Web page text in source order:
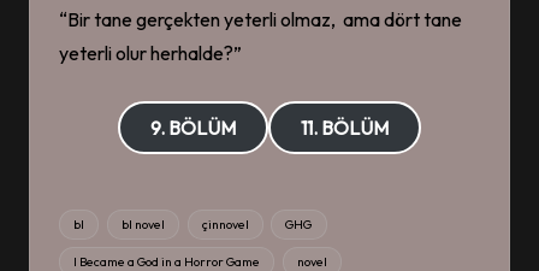
“Bir tane gerçekten yeterli olmaz, ama dört tane
yeterli olur herhalde?”
9. BÖLÜM 11. BÖLÜM
bl bl novel çinnovel GHG
I Became a God in a Horror Game novel